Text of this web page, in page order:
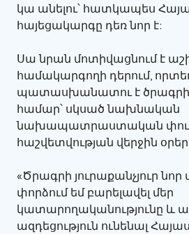
կա անելու՝ հատկապես
հայեցակարգը դեռ նոր է:
Սա նրան մոտիվացնում է
համակարգողի դերում,
պատասխանատու է
համար՝ սկսած նախնական
նախապատրաստական
հաշվետվության վերջին
«Ծրագրի յուրաքանչյուր
փորձում եմ բարելավել մեր
կատարողականությունը և
ազդեցություն ունենալ